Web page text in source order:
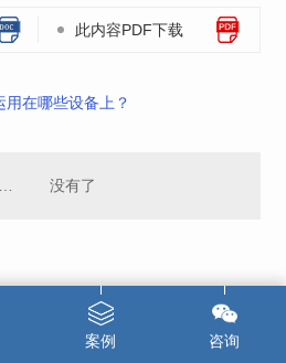
此内容PDF下载
在哪些设备上？
没有了
案例 咨询